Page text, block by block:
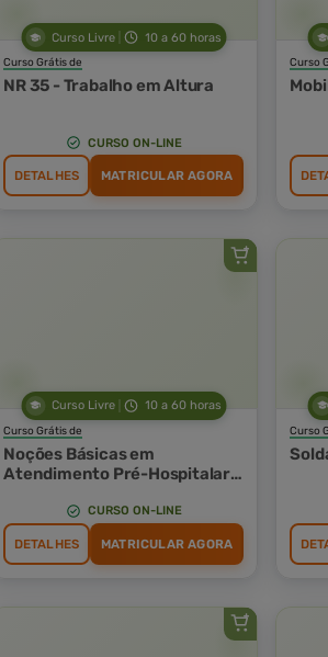
Curso Livre 10 a 60 horas
Curso Grátis de
NR 35 - Trabalho em Altura
CURSO ON-LINE
DETALHES MATRICULAR AGORA
Curso
Curso Livre 10 a 60 horas
Curso Grátis de
Noções Básicas em
Atendimento Pré-Hospitalar
Vida (SBV) CURSO ON-LINE
DETALHES MATRICULAR AGORA
Curso